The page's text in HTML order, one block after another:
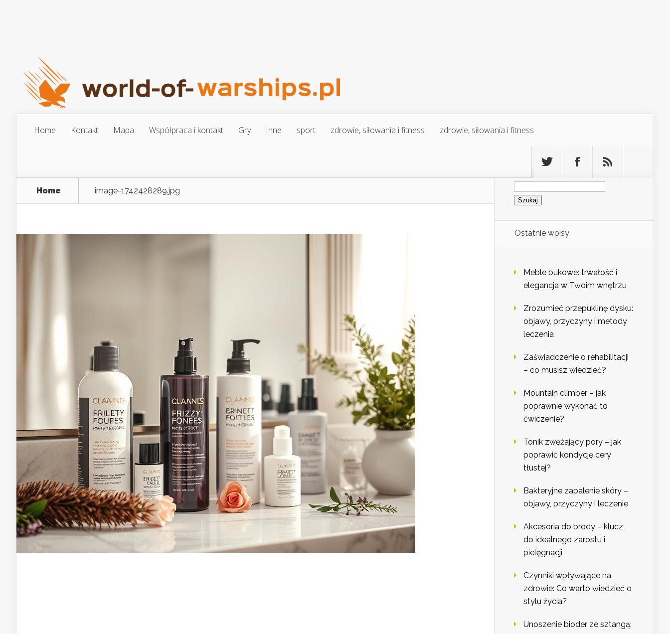
Home Kontakt Mapa Współpraca i kontakt Gry Inne sport zdrowie, siłowania i fitness zdrowie, siłowania i fitness
Home image-1742428289.jpg
Szukaj:
Ostatnie wpisy
Meble bukowe: trwałość i
elegancja w Twoim wnętrzu
Zrozumieć przepuklinę dysku:
objawy, przyczyny i metody
leczenia
Zaświadczenie o rehabilitacji
– co musisz wiedzieć?
Mountain climber – jak
poprawnie wykonać to
ćwiczenie?
Tonik zwężający pory – jak
poprawić kondycję cery
tłustej?
Bakteryjne zapalenie skóry –
objawy, przyczyny i leczenie
Akcesoria do brody – klucz
do idealnego zarostu i
pielęgnacji
Czynniki wpływające na
zdrowie: Co warto wiedzieć o
stylu życia?
Unoszenie bioder ze sztangą: